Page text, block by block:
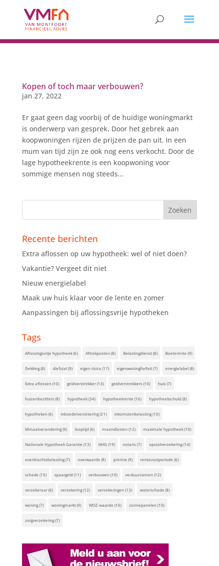
Kopen of toch maar verbouwen?
jan 27, 2022
Er gaat geen dag voorbij of de huidige woningmarkt
is onderwerp van gesprek. Door het gebrek aan
koopwoningen rijzen de prijzen de pan uit. In een
mum van tijd zijn ze ook nog eens verkocht. Door de
lage hypotheekrente is een koopwoning voor
sommige mensen nog steeds...
Recente berichten
Extra aflossen op uw hypotheek: wel of niet doen?
Vakantie? Vergeet dit niet
Nieuw energielabel
Maak uw huis klaar voor de lente en zomer
Aanpassingen bij aflossingsvrije hypotheken
Tags
Aflossingsvrije hypotheek(6) Aftrekposten(8) Belastingdienst(8) Boeterente (9)
Dekking(8) diefstal(9) eigen risico(17) eigenwoningforfait(7) energielabel(8)
Extra aflossen(10) geldverstrekker(13) geldverstrekkers(10) huis(7)
huizenbezitters(8) hypotheek(34) hypotheekrente (16) hypotheekschuld(8)
hypotheken(6) inboedelverzekering(21) inkomstenbelasting(10)
klimaatverandering(9) looptijd(6) maandlasten(12) maximale hypotheek(10)
Nationale Hypotheek Garantie (13) NHG(19) notaris(7) opstalverzekering(14)
overdrachtsbelasting(7) overwaarde (8) premie (9) rentevastperiode (6)
schade (15) spaargeld(11) verbouwen(10) verduurzamen(12)
verzekeraar(6) verzekering(12) verzekeringen(13) waterschade (8)
woning(7) woningmarkt(9) WOZ-waarde (10) zonnepanelen(19)
zorgverzekering(7)